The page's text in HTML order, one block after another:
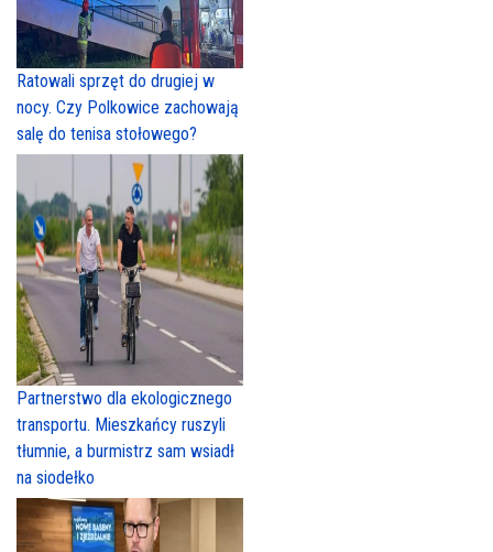
Ratowali sprzęt do drugiej w
nocy. Czy Polkowice zachowają
salę do tenisa stołowego?
Partnerstwo dla ekologicznego
transportu. Mieszkańcy ruszyli
tłumnie, a burmistrz sam wsiadł
na siodełko